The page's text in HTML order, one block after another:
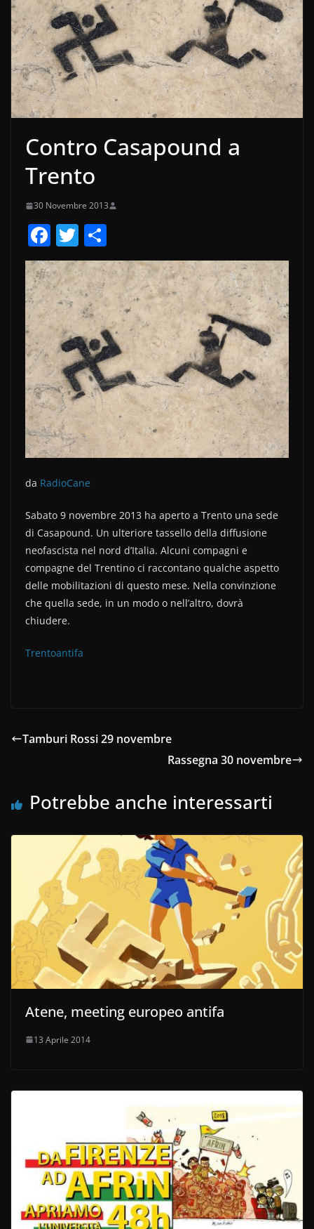
Contro Casapound a
Trento
30 Novembre 2013
F
a
c
e
b
o
o
k
T
w
itt
er
o
n
di
vi
di
da RadioCane
Sabato 9 novembre 2013 ha aperto a Trento una sede
di Casapound. Un ulteriore tassello della diffusione
neofascista nel nord d’Italia. Alcuni compagni e
compagne del Trentino ci raccontano qualche aspetto
delle mobilitazioni di questo mese. Nella convinzione
che quella sede, in un modo o nell’altro, dovrà
chiudere.
Trentoantifa
Tamburi Rossi 29 novembre
Rassegna 30 novembre
Potrebbe anche interessarti
Atene, meeting europeo antifa
13 Aprile 2014